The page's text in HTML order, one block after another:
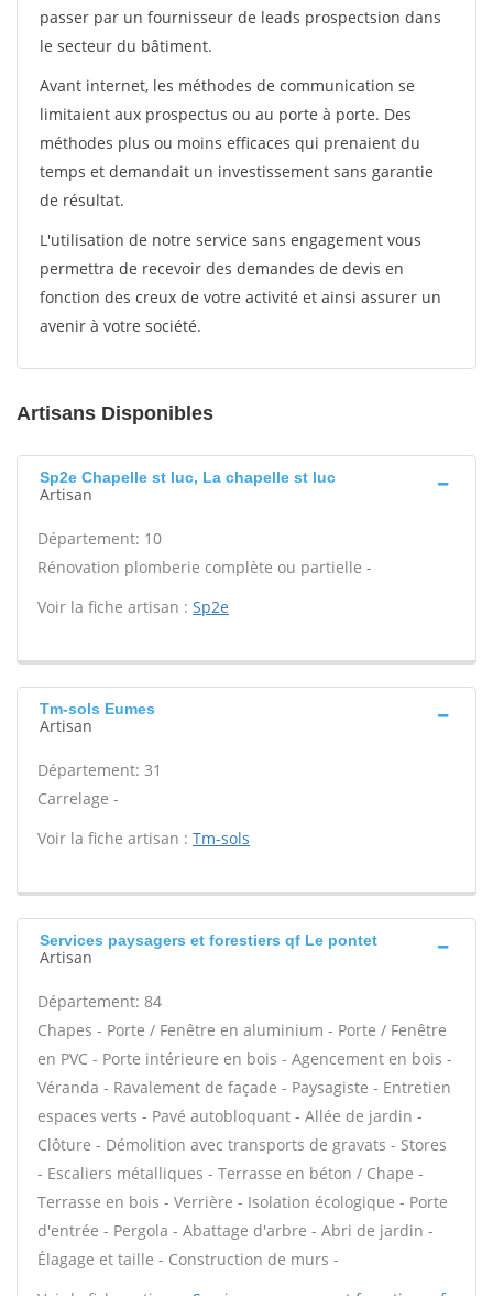
passer par un fournisseur de leads prospectsion dans
le secteur du bâtiment.
Avant internet, les méthodes de communication se
limitaient aux prospectus ou au porte à porte. Des
méthodes plus ou moins efficaces qui prenaient du
temps et demandait un investissement sans garantie
de résultat.
L'utilisation de notre service sans engagement vous
permettra de recevoir des demandes de devis en
fonction des creux de votre activité et ainsi assurer un
avenir à votre société.
Artisans Disponibles
Sp2e Chapelle st luc, La chapelle st luc
Artisan
Département: 10
Rénovation plomberie complète ou partielle -
Voir la fiche artisan : Sp2e
Tm-sols Eumes
Artisan
Département: 31
Carrelage -
Voir la fiche artisan : Tm-sols
Services paysagers et forestiers qf Le pontet
Artisan
Département: 84
Chapes - Porte / Fenêtre en aluminium - Porte / Fenêtre
en PVC - Porte intérieure en bois - Agencement en bois -
Véranda - Ravalement de façade - Paysagiste - Entretien
espaces verts - Pavé autobloquant - Allée de jardin -
Clôture - Démolition avec transports de gravats - Stores
- Escaliers métalliques - Terrasse en béton / Chape -
Terrasse en bois - Verrière - Isolation écologique - Porte
d'entrée - Pergola - Abattage d'arbre - Abri de jardin -
Élagage et taille - Construction de murs -